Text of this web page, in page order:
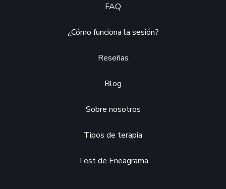
FAQ
¿Cómo funciona la sesión?
Reseñas
Blog
Sobre nosotros
Tipos de terapia
Test de Eneagrama